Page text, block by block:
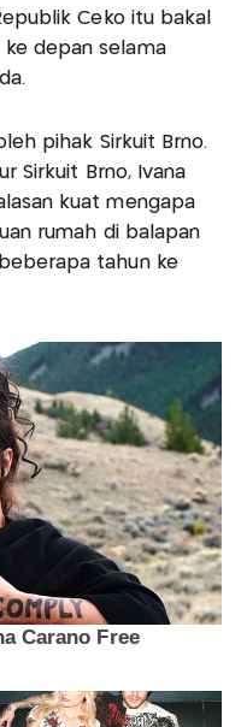
Ceko itu bakal
depan selama
pihak Sirkuit Brno.
Sirkuit Brno, Ivana
kuat mengapa
rumah di balapan
tahun ke